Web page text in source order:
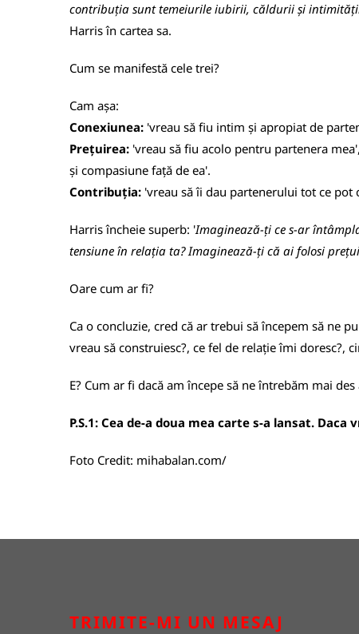
contribuția sunt temeiurile iubirii, căldurii și
Harris în cartea sa.
Cum se manifestă cele trei?
Cam așa:
Conexiunea: 'vreau să fiu intim și apropiat de
Prețuirea: 'vreau să fiu acolo pentru partenera
și compasiune față de ea'.
Contribuția: 'vreau să îi dau partenerului tot ce pot
Harris încheie superb: 'Imaginează-ți ce s-ar
tensiune în relația ta? Imaginează-ți că ai folosi
Oare cum ar fi?
Ca o concluzie, cred că ar trebui să începem să ne
vreau să construiesc?, ce fel de relație îmi doresc?,
E? Cum ar fi dacă am începe să ne întrebăm mai
P.S.1: Cea de-a doua mea carte s-a lansat.
Foto Credit: mihabalan.com/
TRIMITE-MI UN MESAJ